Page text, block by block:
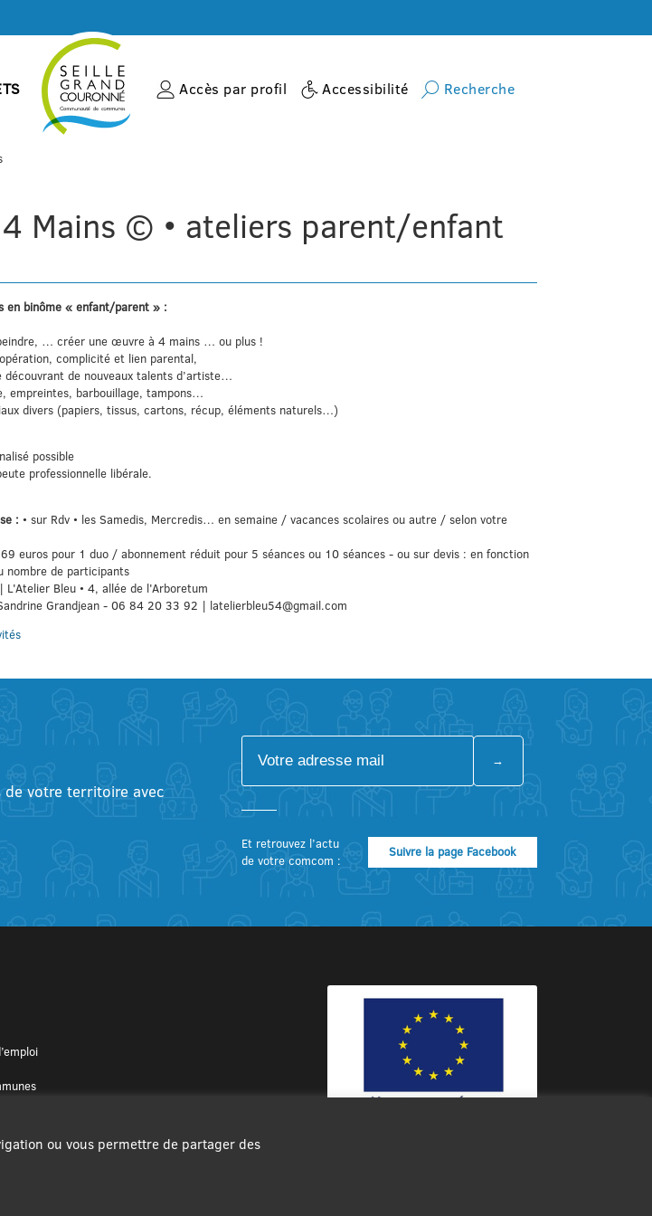
Accès par profil Accessibilité Recherche
4 Mains © • ateliers parent/enfant
en binôme « enfant/parent » :
… créer une œuvre à 4 mains … ou plus !
complicité et lien parental,
découvrant de nouveaux talents d’artiste…
empreintes, barbouillage, tampons…
divers (papiers, tissus, cartons, récup, éléments naturels…)
possible
professionnelle libérale.
: • sur Rdv • les Samedis, Mercredis… en semaine / vacances scolaires ou autre / selon votre
euros pour 1 duo / abonnement réduit pour 5 séances ou 10 séances - ou sur devis : en fonction
nombre de participants
L'Atelier Bleu • 4, allée de l'Arboretum
Grandjean - 06 84 20 33 92 | latelierbleu54@gmail.com
de votre territoire avec
Et retrouvez l’actu
de votre comcom :
Suivre la page Facebook
Servicesou vous permettre de partager des